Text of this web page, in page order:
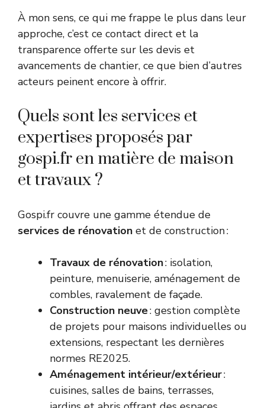
À mon sens, ce qui me frappe le plus dans leur
approche, c’est ce contact direct et la
transparence offerte sur les devis et
avancements de chantier, ce que bien d’autres
acteurs peinent encore à offrir.
Quels sont les services et
expertises proposés par
gospi.fr en matière de maison
et travaux ?
Gospi.fr couvre une gamme étendue de
services de rénovation et de construction :
Travaux de rénovation: isolation,
peinture, menuiserie, aménagement de
combles, ravalement de façade.
Construction neuve: gestion complète
de projets pour maisons individuelles ou
extensions, respectant les dernières
normes RE2025.
Aménagement intérieur/extérieur:
cuisines, salles de bains, terrasses,